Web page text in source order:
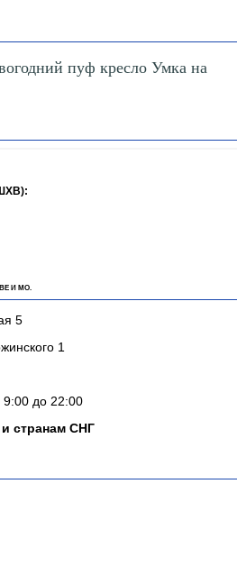
пуф кресло Умка на
И МО.
5
1
до 22:00
странам СНГ